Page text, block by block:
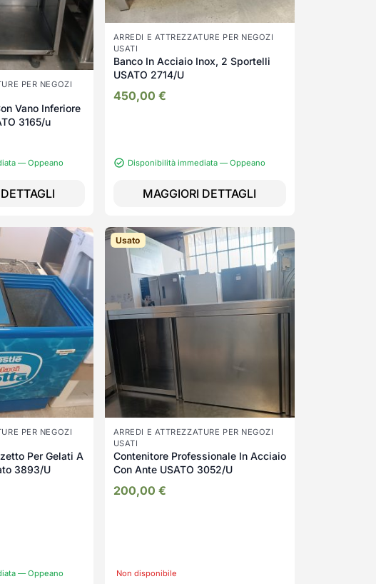
PER NEGOZI
Vano Inferiore
3165/u
— Oppeano
ARREDI E ATTREZZATURE PER NEGOZI
USATI
Banco In Acciaio Inox, 2 Sportelli
USATO 2714/U
450,00 €
Disponibilità immediata — Oppeano
MAGGIORI DETTAGLI
PER NEGOZI
Per Gelati A
3893/U
— Oppeano
Usato
ARREDI E ATTREZZATURE PER NEGOZI
USATI
Contenitore Professionale In Acciaio
Con Ante USATO 3052/U
200,00 €
Non disponibile